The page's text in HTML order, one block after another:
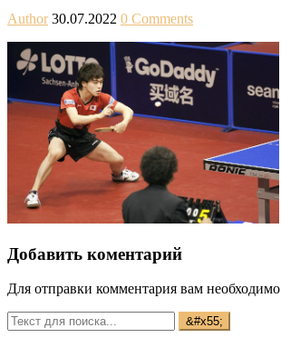
Author 30.07.2022 0 Comments
Добавить коментарий
Для отправки комментария вам необходимо